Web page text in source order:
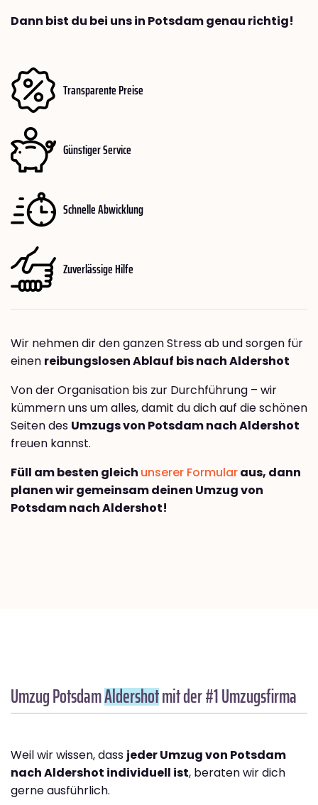
Dann bist du bei uns in Potsdam genau richtig!
Transparente Preise
Günstiger Service
Schnelle Abwicklung
Zuverlässige Hilfe
Wir nehmen dir den ganzen Stress ab und sorgen für
einen reibungslosen Ablauf bis nach Aldershot
Von der Organisation bis zur Durchführung – wir
kümmern uns um alles, damit du dich auf die schönen
Seiten des Umzugs von Potsdam nach Aldershot
freuen kannst.
Füll am besten gleich unserer Formularaus, dann
planen wir gemeinsam deinen Umzug von
Potsdam nach Aldershot!
Umzug PotsdamAldershotmit der #1 Umzugsfirma
Weil wir wissen, dass jeder Umzug von Potsdam
nach Aldershot individuell ist, beraten wir dich
gerne ausführlich.